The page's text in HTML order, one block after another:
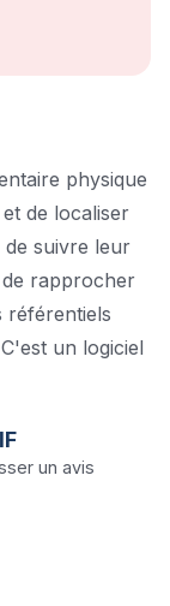
physique
de localiser
suivre leur
rapprocher
référentiels
un logiciel
un avis